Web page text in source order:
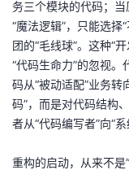
者
我
的
我
务三个模块的代码；
“魔法逻辑”，只能选择
团的“毛线球”。这种“
“代码生命力”的忽视
码从“被动适配”业务转
码”，而是对代码结构
者从“代码编写者”向“
重构的启动，从来不是